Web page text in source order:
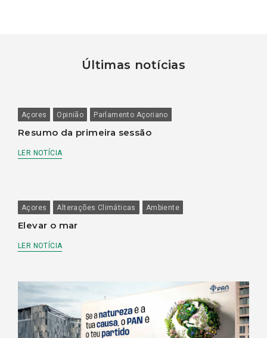
Últimas notícias
Açores Opinião Parlamento Açoriano
Resumo da primeira sessão
LER NOTÍCIA
Açores Alterações Climáticas Ambiente
Elevar o mar
LER NOTÍCIA